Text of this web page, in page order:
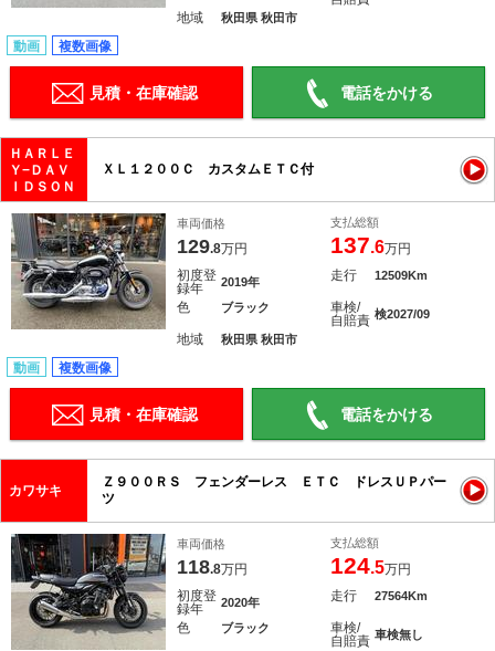
地域 秋田県 秋田市
動画 複数画像
見積・在庫確認 電話をかける
ＨＡＲＬＥ
Ｙ−ＤＡＶ
ＩＤＳＯＮ
ＸＬ１２００Ｃ カスタムＥＴＣ付
車両価格
129.8万円
支払総額
137.6万円
初度登
録年
2019年 走行 12509Km
色 ブラック
車検/
自賠責 検2027/09
地域 秋田県 秋田市
動画 複数画像
見積・在庫確認 電話をかける
カワサキ
Ｚ９００ＲＳ フェンダーレス ＥＴＣ ドレスＵＰパー
ツ
車両価格
118.8万円
支払総額
124.5万円
初度登
録年
2020年 走行 27564Km
色 ブラック
車検/
自賠責 車検無し